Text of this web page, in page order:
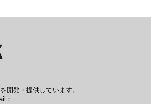
開発・提供しています。
：